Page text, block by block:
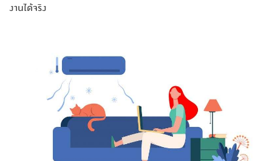
งานได้จริง